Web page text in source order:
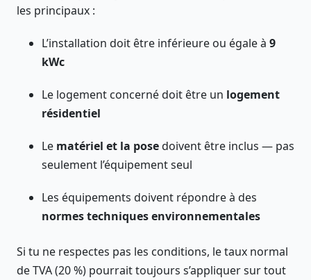
les principaux :
L’installation doit être inférieure ou égale à 9
kWc
Le logement concerné doit être un logement
résidentiel
Le matériel et la posedoivent être inclus — pas
seulement l’équipement seul
Les équipements doivent répondre à des
normes techniques environnementales
Si tu ne respectes pas les conditions, le taux normal
de TVA (20 %) pourrait toujours s’appliquer sur tout